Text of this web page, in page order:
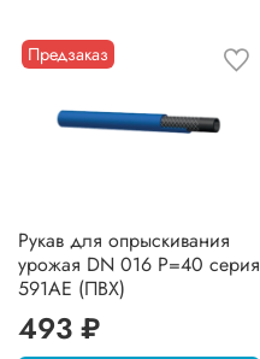
Предзаказ
Рукав для опрыскивания
урожая DN 016 P=40 серия
591AE (ПВХ)
493 ₽